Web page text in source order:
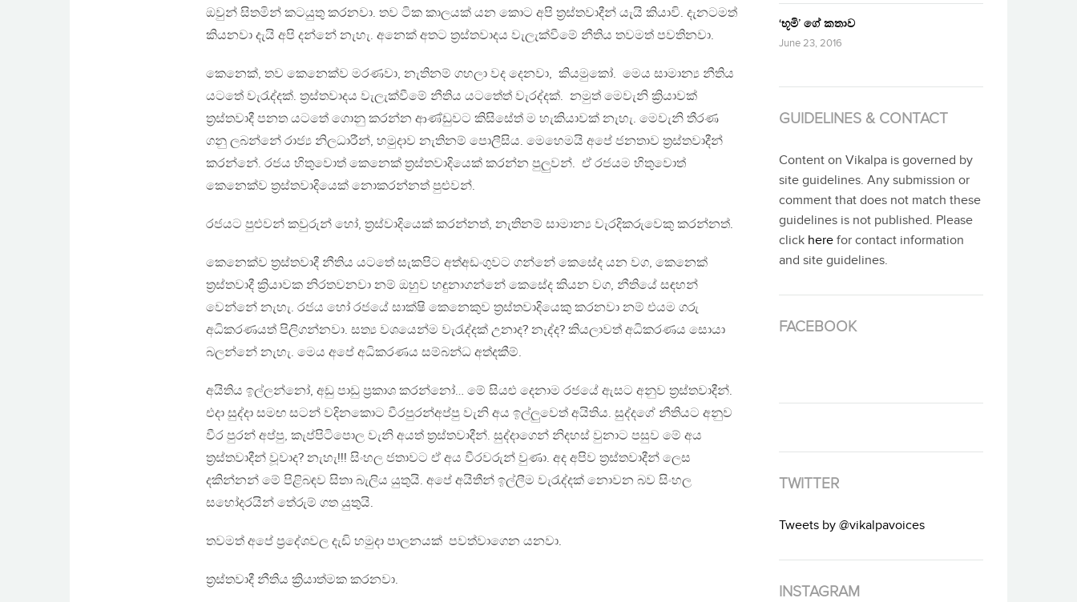
ඔවුන් සිතමින් කටයුතු කරනවා. තව ටික කාලයක් යන කොට අපි ත්‍රස්තවාදීන් යැයි කියාවි. දැනටමත්
කියනවා දැයි අපි දන්නේ නැහැ. අනෙක් අතට ත්‍රස්තවාදය වැලැක්වීමේ නීතිය තවමත් පවතිනවා.
කෙනෙක්, තව කෙනෙක්ව මරණවා, නැතිනම් ගහලා වද දෙනවා, කියමුකෝ. මෙය සාමාන්‍ය නීතිය
යටතේ වැරැද්දක්. ත්‍රස්තවාදය වැලැක්වීමේ නීතිය යටතේත් වැරද්දක්. නමුත් මෙවැනි ක්‍රියාවක්
ත්‍රස්තවාදී පනත යටතේ ගොනු කරන්න ආණ්ඩුවට කිසිසේත් ම හැකියාවක් නැහැ. මෙවැනි තීරණ
ගනු ලබන්නේ රාජ්‍ය නිලධාරීන්, හමුදාව නැතිනම් පොලීසිය. මෙහෙමයි අපේ ජනතාව ත්‍රස්තවාදීන්
කරන්නේ. රජය හිතුවොත් කෙනෙක් ත්‍රස්තවාදියෙක් කරන්න පුලුවන්. ඒ රජයම හිතුවොත්
කෙනෙක්ව ත්‍රස්තවාදියෙක් නොකරන්නත් පුළුවන්.
රජයට පුළුවන් කවුරුන් හෝ, ත්‍රස්වාදියෙක් කරන්නත්, නැතිනම් සාමාන්‍ය වැරදිකරුවෙකු කරන්නත්.
කෙනෙක්ව ත්‍රස්තවාදී නීතිය යටතේ සැකපිට අත්අඩංගුවට ගන්නේ කෙසේද යන වග, කෙනෙක්
ත්‍රස්තවාදී ක්‍රියාවක නිරතවනවා නම් ඔහුව හඳුනාගන්නේ කෙසේද කියන වග, නීතියේ සඳහන්
වෙන්නේ නැහැ. රජය හෝ රජයේ සාක්ෂි කෙනෙකුව ත්‍රස්තවාදියෙකු කරනවා නම් එයම ගරු
අධිකරණයත් පිලිගන්නවා. සත්‍ය වශයෙන්ම වැරැද්දක් උනාද? නැද්ද? කියලාවත් අධිකරණය සොයා
බලන්නේ නැහැ. මෙය අපේ අධිකරණය සම්බන්ධ අත්දකීම්.
අයිතිය ඉල්ලන්නෝ, අඩු පාඩු ප්‍රකාශ කරන්නෝ… මේ සියළු දෙනාම රජයේ ඇසට අනුව ත්‍රස්තවාදීන්.
එදා සුද්දා සමඟ සටන් වදිනකොට වීරපුරන්අප්පු වැනි අය ඉල්ලුවෙත් අයිතිය. සුද්දගේ නීතියට අනුව
වීර පුරන් අප්පු, කැප්පිටිපොල වැනි අයත් ත්‍රස්තවාදීන්. සුද්දාගෙන් නිදහස් වුනාට පසුව මේ අය
ත්‍රස්තවාදීන් වූවාද? නැහැ!!! සිංහල ජතාවට ඒ අය වීරවරුන් වුණා. අද අපිව ත්‍රස්තවාදීන් ලෙස
දකින්නන් මේ පිළිබඳව සිතා බැලිය යුතුයි. අපේ අයිතීන් ඉල්ලීම වැරැද්දක් නොවන බව සිංහල
සහෝදරයින් තේරුම් ගත යුතුයි.
තවමත් අපේ ප්‍රදේශවල දැඩි හමුදා පාලනයක් පවත්වාගෙන යනවා.
ත්‍රස්තවාදී නීතිය ක්‍රියාත්මක කරනවා.
‘භූමි’ ගේ කතාව
June 23, 2016
GUIDELINES & CONTACT
Content on Vikalpa is governed by
site guidelines. Any submission or
comment that does not match these
guidelines is not published. Please
click here for contact information
and site guidelines.
FACEBOOK
TWITTER
Tweets by @vikalpavoices
INSTAGRAM